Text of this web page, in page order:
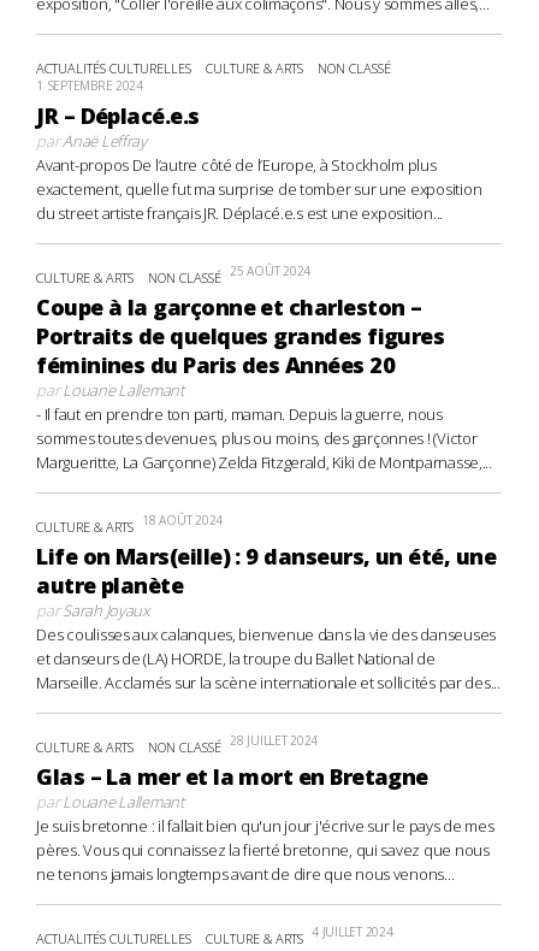
ACTUALITÉS CULTURELLES CULTURE & ARTS NON CLASSÉ
1 SEPTEMBRE 2024
JR – Déplacé.e.s
parAnaë Leffray
Avant-propos De l’autre côté de l’Europe, à Stockholm plus
exactement, quelle fut ma surprise de tomber sur une exposition
du street artiste français JR. Déplacé.e.s est une exposition...
CULTURE & ARTS NON CLASSÉ 25 AOÛT 2024
Coupe à la garçonne et charleston –
Portraits de quelques grandes figures
féminines du Paris des Années 20
parLouane Lallemant
- Il faut en prendre ton parti, maman. Depuis la guerre, nous
sommes toutes devenues, plus ou moins, des garçonnes ! (Victor
Margueritte, La Garçonne) Zelda Fitzgerald, Kiki de Montparnasse,...
CULTURE & ARTS 18 AOÛT 2024
Life on Mars(eille) : 9 danseurs, un été, une
autre planète
parSarah Joyaux
Des coulisses aux calanques, bienvenue dans la vie des danseuses
et danseurs de (LA) HORDE, la troupe du Ballet National de
Marseille. Acclamés sur la scène internationale et sollicités par des...
CULTURE & ARTS NON CLASSÉ 28 JUILLET 2024
Glas – La mer et la mort en Bretagne
parLouane Lallemant
Je suis bretonne : il fallait bien qu'un jour j'écrive sur le pays de mes
pères. Vous qui connaissez la fierté bretonne, qui savez que nous
ne tenons jamais longtemps avant de dire que nous venons...
ACTUALITÉS CULTURELLES CULTURE & ARTS 4 JUILLET 2024